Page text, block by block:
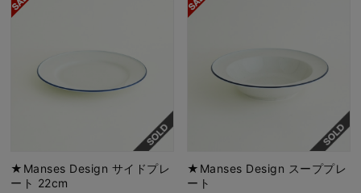
★Manses Design サイドプレ
ート 22cm
★Manses Design スーププレ
ート